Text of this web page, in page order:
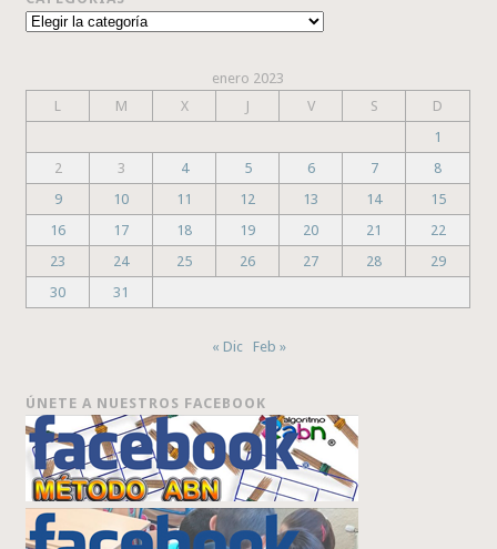
Categorías
enero 2023
L
M X J V S
D
1
2
3 4 5 6 7
8
9
10 11 12 13 14
15
16
17 18 19 20 21
22
23
24 25 26 27 28
29
30
31
« Dic Feb »
ÚNETE A NUESTROS FACEBOOK